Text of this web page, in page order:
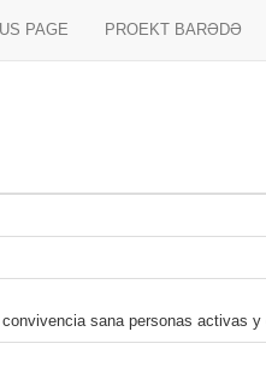
PAGE PROEKT BARƏDƏ
sana personas activas